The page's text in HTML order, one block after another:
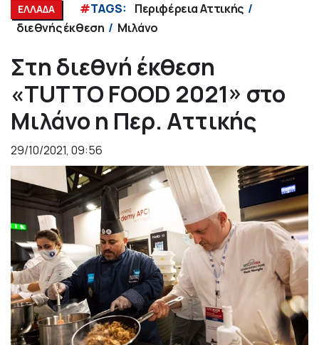
ΕΛΛΑΔΑ #TAGS:
Περιφέρεια Αττικής
διεθνής έκθεση
Μιλάνο
Στη διεθνή έκθεση
«TUTTO FOOD 2021» στο
Μιλάνο η Περ. Αττικής
29/10/2021, 09:56